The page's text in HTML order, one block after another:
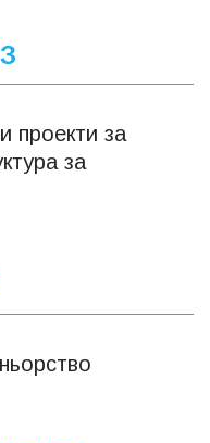
проекти за
за